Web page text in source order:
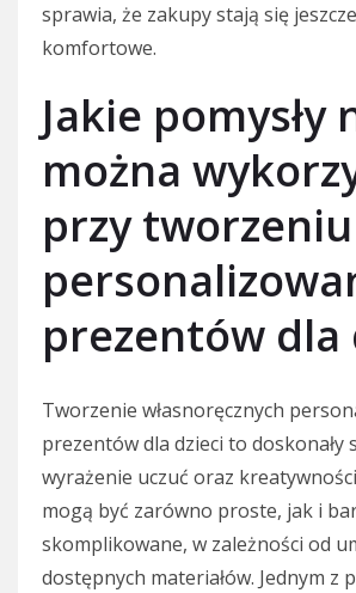
sprawia, że zakupy stają się
komfortowe.
Jakie pomysły
można
przy tworzeniu
prezentów dla
Tworzenie własnoręcznych
prezentów dla dzieci to doskonały
wyrażenie uczuć oraz
mogą być zarówno proste, jak i
skomplikowane, w zależności od
dostępnych materiałów. Jednym z